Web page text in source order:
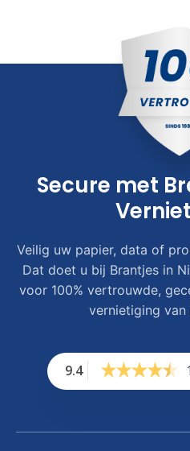
Secure met
Veilig uw papier, data of
Dat doet u bij Brantjes in
voor 100% vertrouwde,
vernietiging van
9.4